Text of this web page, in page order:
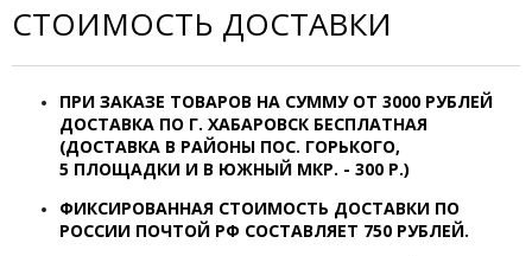
СТОИМОСТЬ ДОСТАВКИ
ПРИ ЗАКАЗЕ ТОВАРОВ НА СУММУ ОТ 3000 РУБЛЕЙ
ДОСТАВКА ПО Г. ХАБАРОВСК БЕСПЛАТНАЯ
(ДОСТАВКА В РАЙОНЫ ПОС. ГОРЬКОГО,
5 ПЛОЩАДКИ И В ЮЖНЫЙ МКР. - 300 Р.)
ФИКСИРОВАННАЯ СТОИМОСТЬ ДОСТАВКИ ПО
РОССИИ ПОЧТОЙ РФ СОСТАВЛЯЕТ 750 РУБЛЕЙ.